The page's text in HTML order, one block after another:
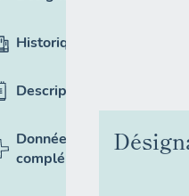
Historique
Description
Données
complémentaires